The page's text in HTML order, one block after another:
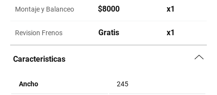
Montaje y Balanceo $8000 x1
Revision Frenos Gratis x1
Caracteristicas
Ancho 245